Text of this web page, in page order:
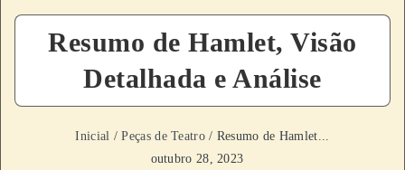
Resumo de Hamlet, Visão
Detalhada e Análise
Inicial /Peças de Teatro/ Resumo de Hamlet...
outubro 28, 2023